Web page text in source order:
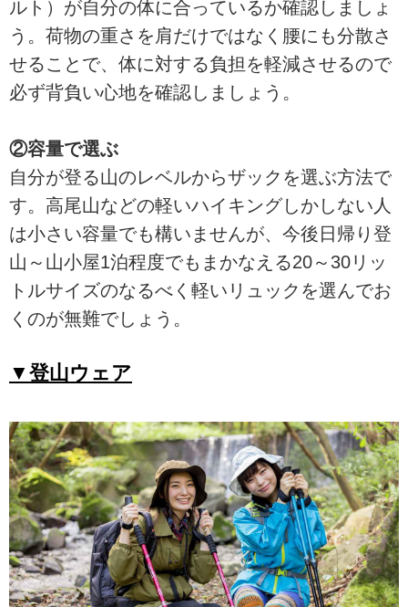
ルト）が自分の体に合っているか確認しましょ
う。荷物の重さを肩だけではなく腰にも分散さ
せることで、体に対する負担を軽減させるので
必ず背負い心地を確認しましょう。
②容量で選ぶ
自分が登る山のレベルからザックを選ぶ方法で
す。高尾山などの軽いハイキングしかしない人
は小さい容量でも構いませんが、今後日帰り登
山～山小屋1泊程度でもまかなえる20～30リッ
トルサイズのなるべく軽いリュックを選んでお
くのが無難でしょう。
▼登山ウェア